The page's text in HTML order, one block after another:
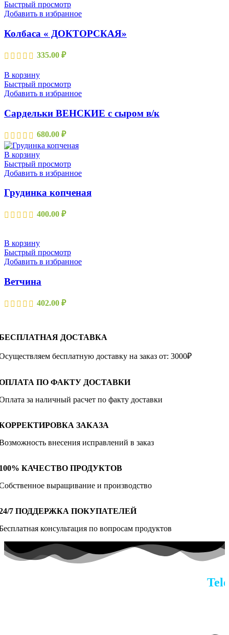
Быстрый просмотр
Добавить в избранное
Колбаса « ДОКТОРСКАЯ»
335.00 ₽
В корзину
Быстрый просмотр
Добавить в избранное
Сардельки ВЕНСКИЕ с сыром в/к
680.00 ₽
В корзину
Быстрый просмотр
Добавить в избранное
Грудинка копченая
400.00 ₽
В корзину
Быстрый просмотр
Добавить в избранное
Ветчина
402.00 ₽
ДОСТАВКА
бесплатную доставку на заказ от: 3000₽
ПО ФАКТУ ДОСТАВКИ
за наличный расчет по факту доставки
ЗАКАЗА
внесения исправлений в заказ
КАЧЕСТВО ПРОДУКТОВ
выращивание и производство
7 ПОДДЕРЖКА ПОКУПАТЕЛЕЙ
консультация по вопросам продуктов